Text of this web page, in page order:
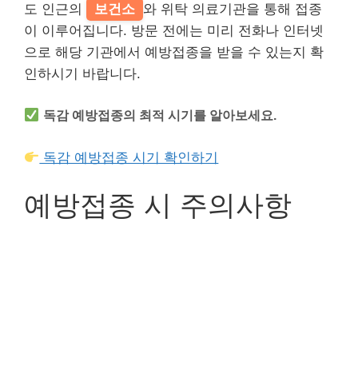
도 인근의
보건소 와 위탁 의료기관을 통해 접종
이 이루어집니다. 방문 전에는 미리 전화나 인터넷
으로 해당 기관에서 예방접종을 받을 수 있는지 확
인하시기 바랍니다.
독감 예방접종의 최적 시기를 알아보세요.
독감 예방접종 시기 확인하기
예방접종 시 주의사항